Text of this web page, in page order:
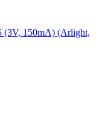
(3V, 150mA) (Arlight,